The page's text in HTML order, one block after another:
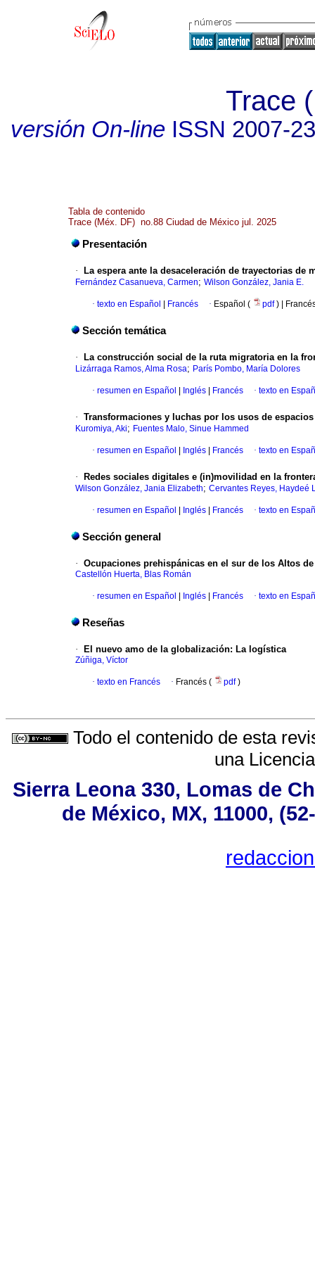
Trace
versión On-lineISSN 2007-
Tabla de contenido
Trace (Méx. DF) no.88 Ciudad de México jul. 2025
Presentación
· La espera ante la desaceleración de trayectorias
Fernández Casanueva, Carmen; Wilson González, Jania E.
· texto en Español Francés · Español ( pdf) |
Sección temática
· La construcción social de la ruta migratoria en la
Lizárraga Ramos, Alma Rosa; París Pombo, María Dolores
· resumen en Español Inglés Francés · texto en
· Transformaciones y luchas por los usos de
Kuromiya, Aki; Fuentes Malo, Sinue Hammed
· resumen en Español Inglés Francés · texto en
· Redes sociales digitales e (in)movilidad en la
Wilson González, Jania Elizabeth; Cervantes Reyes, Haydeé
· resumen en Español Inglés Francés · texto en
Sección general
· Ocupaciones prehispánicas en el sur de los Altos
Castellón Huerta, Blas Román
· resumen en Español Inglés Francés · texto en
Reseñas
· El nuevo amo de la globalización: La logística
Zúñiga, Víctor
· texto en Francés · Francés ( pdf)
Todo el contenido de esta
una
Sierra Leona 330, Lomas de
de México, MX, 11000,